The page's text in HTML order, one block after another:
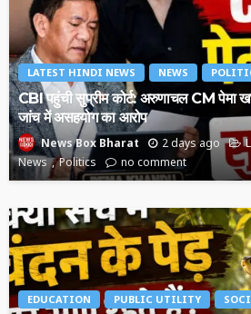
LATEST HINDI NEWS NEWS
CBI पहुंची सुप्रीम कोर्ट: अरुणाचल CM पेमा
जांच में असहयोग का आरोप
News Box Bharat 2 days ago
News
Politics no comment
EDUCATION PUBLIC UTILITY